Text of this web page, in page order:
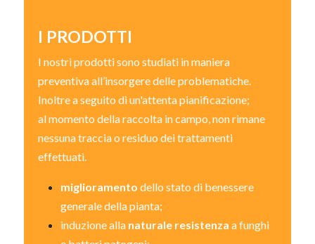
I PRODOTTI
I nostri prodotti sono studiati in maniera
preventiva all’insorgere delle problematiche.
Inoltre a seguito di un'attenta pianificazione;
al momento della raccolta in campo, non rimane
nessuna traccia o residuo dei trattamenti
effettuati.
miglioramento dello stato di benessere
generale della pianta;
induzione alla naturale resistenza a funghi